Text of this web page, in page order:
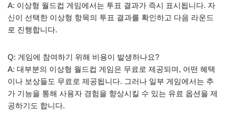
A: 이상형 월드컵 게임에서는 투표 결과가 즉시 표시됩니다. 자
신이 선택한 이상형 항목의 투표 결과를 확인하고 다음 라운드
로 진행합니다.
Q: 게임에 참여하기 위해 비용이 발생하나요?
A: 대부분의 이상형 월드컵 게임은 무료로 제공되며, 어떤 혜택
이나 보상들도 무료로 제공됩니다. 그러나 일부 게임에서는 추
가 기능을 통해 사용자 경험을 향상시킬 수 있는 유료 옵션을 제
공하기도 합니다.